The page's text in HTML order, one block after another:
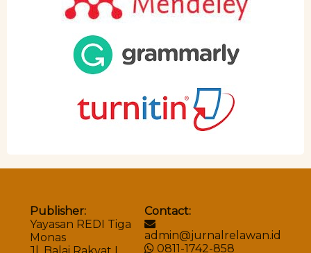
Publisher:
Yayasan REDI Tiga
Monas
Contact:
admin@jurnalrelawan.id
0811-1742-858